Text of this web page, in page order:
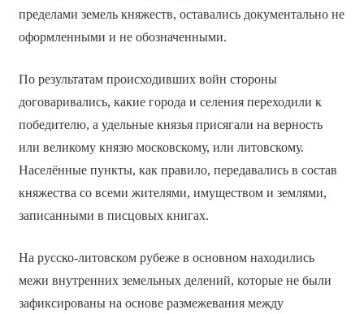
пределами земель княжеств, оставались документально не
оформленными и не обозначенными.
По результатам происходивших войн стороны
договаривались, какие города и селения переходили к
победителю, а удельные князья присягали на верность
или великому князю московскому, или литовскому.
Населённые пункты, как правило, передавались в состав
княжества со всеми жителями, имуществом и землями,
записанными в писцовых книгах.
На русско-литовском рубеже в основном находились
межи внутренних земельных делений, которые не были
зафиксированы на основе размежевания между